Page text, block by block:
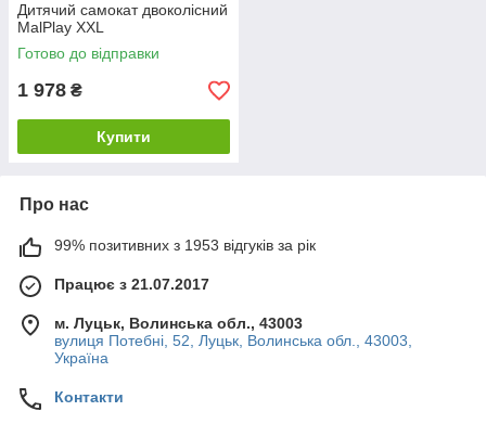
Дитячий самокат двоколісний
MalPlay XXL
Готово до відправки
1 978 ₴
Купити
Про нас
99% позитивних з 1953 відгуків за рік
Працює з 21.07.2017
м. Луцьк, Волинська обл., 43003
вулиця Потебні, 52, Луцьк, Волинська обл., 43003,
Україна
Контакти